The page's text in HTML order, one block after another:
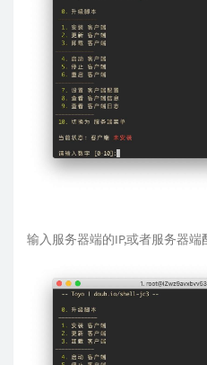
输入服务器端的IP,或者服务器端